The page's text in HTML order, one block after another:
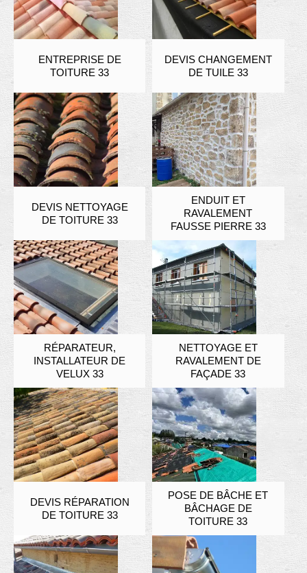
ENTREPRISE DE
TOITURE 33
DEVIS CHANGEMENT
DE TUILE 33
DEVIS NETTOYAGE
DE TOITURE 33
ENDUIT ET
RAVALEMENT
FAUSSE PIERRE 33
RÉPARATEUR,
INSTALLATEUR DE
VELUX 33
NETTOYAGE ET
RAVALEMENT DE
FAÇADE 33
DEVIS RÉPARATION
DE TOITURE 33
POSE DE BÂCHE ET
BÂCHAGE DE
TOITURE 33